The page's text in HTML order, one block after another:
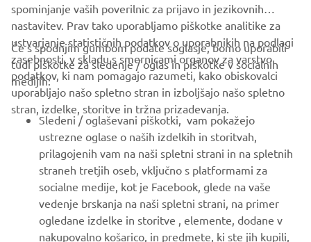
PODJETJA
ZA PODJETJA
VEČ YAMAHA
PODPORA
spominjanje vaših poverilnic za prijavo in jezikovnih
nastavitev. Prav tako uporabljamo piškotke analitike za
ustvarjanje statističnih podatkov o uporabnikih na podlagi
zasebnosti, v skladu s smernicami organov za varstvo
podatkov, ki nam pomagajo razumeti, kako obiskovalci
uporabljajo našo spletno stran in izboljšajo našo spletno
stran, izdelke, storitve in tržna prizadevanja.
Če s spodnjim gumbom podate soglasje, bomo uporabili
tudi piškotke za sledenje / oglas in piškotke v socialnih
medijih:
Sledeni / oglaševani piškotki, vam pokažejo
ustrezne oglase o naših izdelkih in storitvah,
prilagojenih vam na naši spletni strani in na spletnih
straneh tretjih oseb, vključno s platformami za
socialne medije, kot je Facebook, glede na vaše
vedenje brskanja na naši spletni strani, na primer
ogledane izdelke in storitve , elemente, dodane v
nakupovalno košarico, in predmete, ki ste jih kupili,